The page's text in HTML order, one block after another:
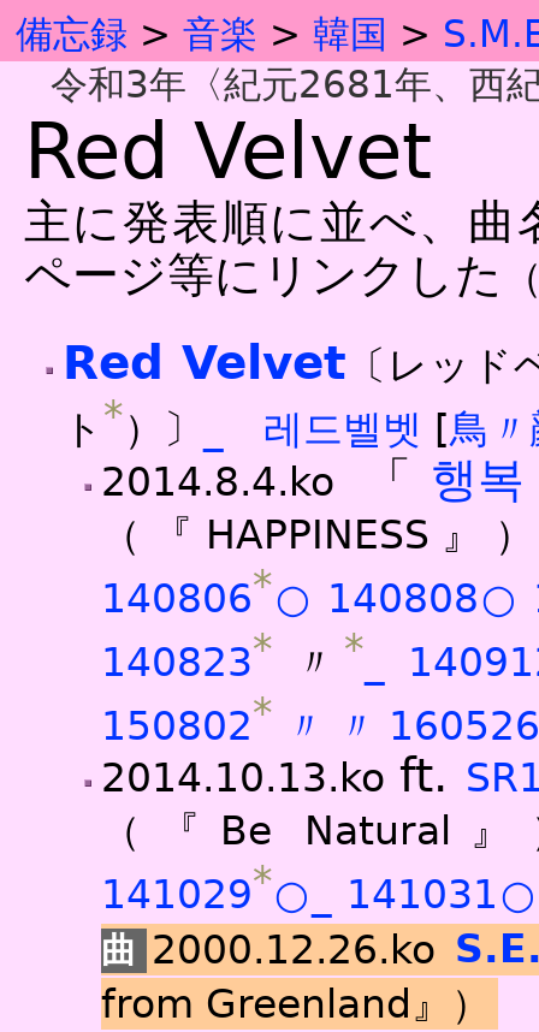
備忘録 音楽 韓国
令和3年〈紀元2681年、西
Red Velvet
主に発表順に並べ、曲
ページ等にリンクした
Red Velvet 〔レッ
ト *）〕 레드벨벳 [鳥 〃
2014.8.4.ko
「 행복
（『HAPPINESS』
140806*○ 140808○
140823* 〃 *
150802* 〃 〃
160526
2014.10.13.koft.
（『Be Natural
141029*○
141031○
2000.12.26.ko
from Greenland』）